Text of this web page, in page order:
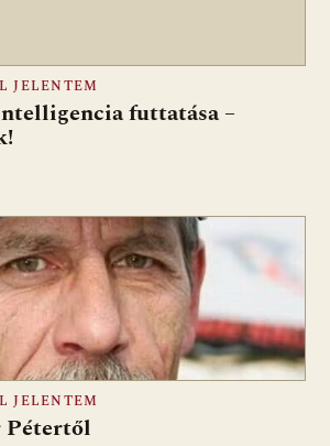
JELENTEM
futtatása –
JELENTEM
Pétertől